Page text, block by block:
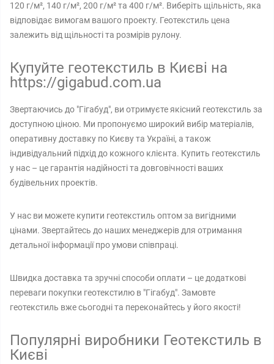
120 г/м², 140 г/м², 200 г/м² та 400 г/м². Виберіть щільність, яка
відповідає вимогам вашого проекту. Геотекстиль цена
залежить від щільності та розмірів рулону.
Купуйте геотекстиль в Києві на
https://gigabud.com.ua
Звертаючись до "Гігабуд", ви отримуєте якісний геотекстиль за
доступною ціною. Ми пропонуємо широкий вибір матеріалів,
оперативну доставку по Києву та Україні, а також
індивідуальний підхід до кожного клієнта. Купить геотекстиль
у нас – це гарантія надійності та довговічності ваших
будівельних проектів.
У нас ви можете купити геотекстиль оптом за вигідними
цінами. Звертайтесь до наших менеджерів для отримання
детальної інформації про умови співпраці.
Швидка доставка та зручні способи оплати – це додаткові
переваги покупки геотекстилю в "Гігабуд". Замовте
геотекстиль вже сьогодні та переконайтесь у його якості!
Популярні виробники Геотекстиль в
Києві